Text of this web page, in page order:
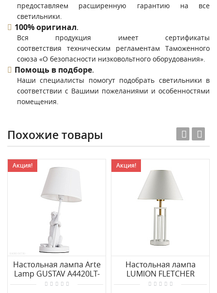
предоставляем расширенную гарантию на все
светильники.
100% оригинал.
Вся продукция имеет сертификаты
соответствия техническим регламентам Таможенного
союза «О безопасности низковольтного оборудования».
Помощь в подборе.
Наши специалисты помогут подобрать светильники в
соответствии с Вашими пожеланиями и особенностями
помещения.
Похожие товары
Акция!
Настольная лампа Arte
Lamp GUSTAV A4420LT-
1WH
Акция!
Настольная лампа
LUMION FLETCHER
5291/1T